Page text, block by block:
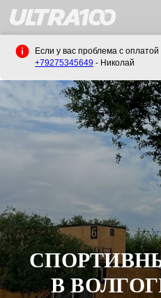
Если у вас проблема с
+79275345649 - Николай
В